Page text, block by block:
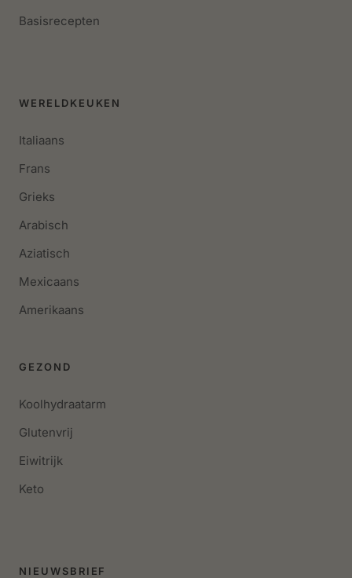
Basisrecepten
WERELDKEUKEN
Italiaans
Frans
Grieks
Arabisch
Aziatisch
Mexicaans
Amerikaans
GEZOND
Koolhydraatarm
Glutenvrij
Eiwitrijk
Keto
NIEUWSBRIEF